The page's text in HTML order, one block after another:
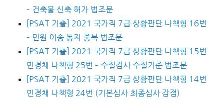
– 건축물 신축 허가 법조문
[PSAT 기출] 2021 국가직 7급 상황판단 나책형 16번
– 민원 이송 통지 중복 법조문
[PSAT 기출] 2021 국가직 7급 상황판단 나책형 15번
민경채 나책형 25번 – 수질검사 수질기준 법조문
[PSAT 기출] 2021 국가직 7급 상황판단 나책형 14번
민경채 나책형 24번 (기본심사 최종심사 감점)